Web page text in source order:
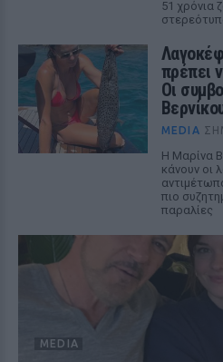
51 χρόνια
πρέπει
Οι
MEDIA
Η Μαρίνα
κάνουν οι
πιο
παραλίες
MEDIA